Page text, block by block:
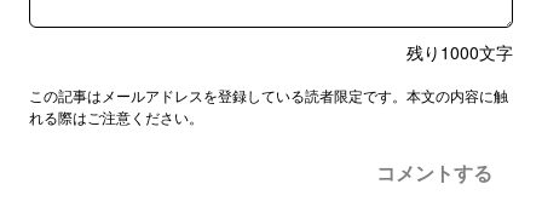
残り 1000文字
この記事はメールアドレスを登録している読者限定です。本文の内容に触
れる際はご注意ください。
コメントする